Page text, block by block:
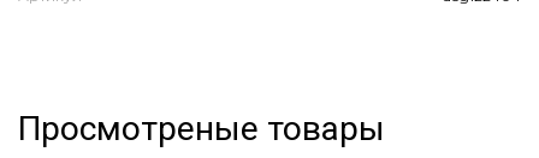
Просмотреные товары